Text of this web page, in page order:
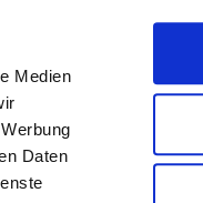
Medien
Daten